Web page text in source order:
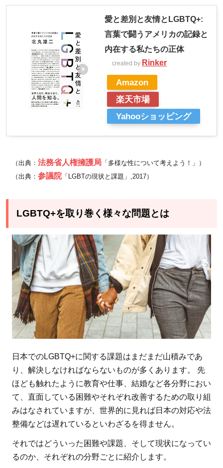
ター
ョナ
ル日
本：
不合
理な
差別
苦し
を支
援
Dialogue for
無関心を関心に変
え、共に社会を動
かすメディア型
NPO
5
LGBTQ+に
関する課題
の解決とジ
ェンダー平
等のために
私たちがで
きること
愛と差別と友情とLGBTQ+:
言葉で闘うアメリカの記録と
内在する私たちの正体
created by Rinker
Amazon
楽天市場
Yahooショッピング
（出典： 法務省人権擁護局 「多様な性について考えよう！」）
（出典： 参議院「LGBTの現状と課題」,2017）
LGBTQ+を取り巻く様々な問題とは
日本でのLGBTQ+に関する課題はまだまだ山積みであ
り、解決しなければならないものが多くあります。 先
ほども触れたように教育や仕事、結婚など各分野におい
て、直面している困難やそれぞれ改善するための取り組
みはなされていますが、世界的に見れば日本の対応や法
整備などは遅れているといわざるを得ません。
それではどういった困難や課題、そして現状になってい
るのか、それぞれの分野ごとに紹介します。